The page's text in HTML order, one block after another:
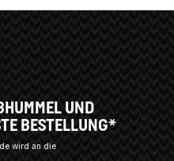
UND
BESTELLUNG*
wird an die